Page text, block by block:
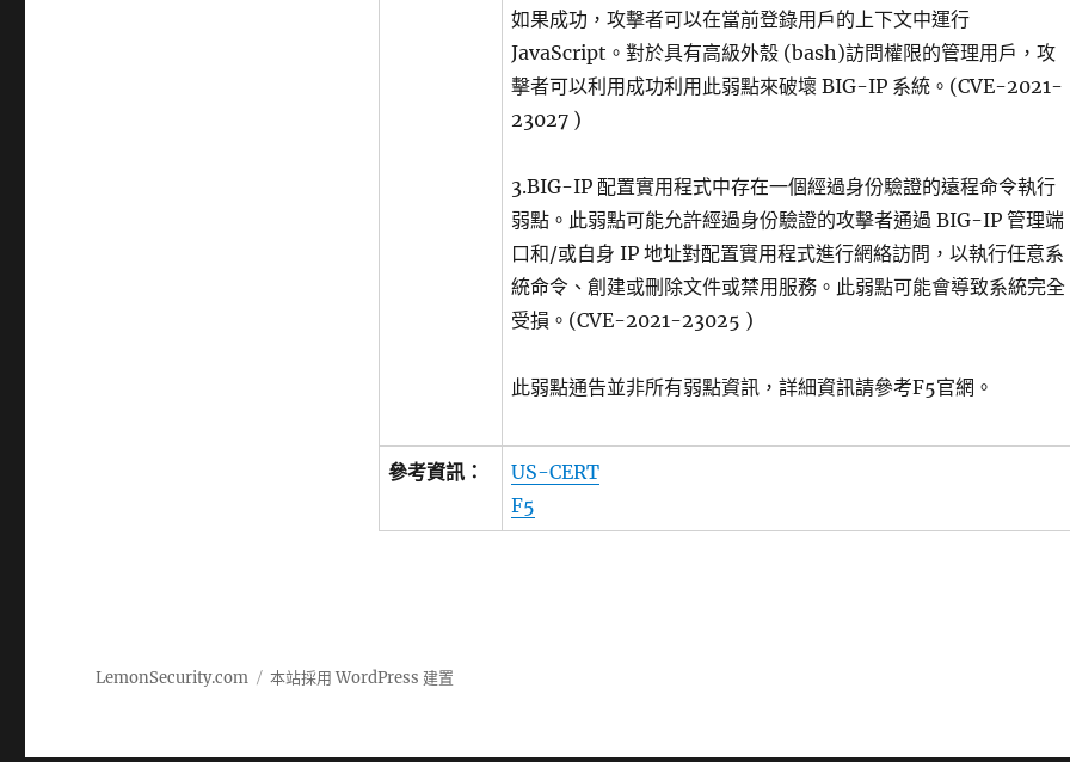
如果成功，攻擊者可以在當前登錄用戶的上下文中運行
JavaScript。對於具有高級外殼 (bash)訪問權限的管理用戶，攻
擊者可以利用成功利用此弱點來破壞 BIG-IP 系統。(CVE-2021-
23027 )
3.BIG-IP 配置實用程式中存在一個經過身份驗證的遠程命令執行
弱點。此弱點可能允許經過身份驗證的攻擊者通過 BIG-IP 管理端
口和/或自身 IP 地址對配置實用程式進行網絡訪問，以執行任意系
統命令、創建或刪除文件或禁用服務。此弱點可能會導致系統完全
受損。(CVE-2021-23025 )
此弱點通告並非所有弱點資訊，詳細資訊請參考F5官網。
參考資訊：
US-CERT
F5
LemonSecurity.com 本站採用 WordPress 建置